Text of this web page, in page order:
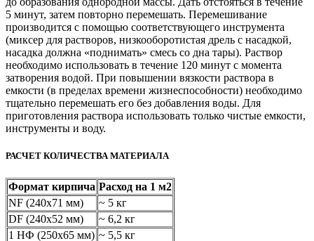
5 минут, затем повторно перемешать. Перемешивание
производится с помощью соответствующего инструмента
(миксер для растворов, низкооборотистая дрель с насадкой,
насадка должна «поднимать» смесь со дна тары). Раствор
необходимо использовать в течение 120 минут с момента
затворения водой. При повышении вязкости раствора в
емкости (в пределах времени жизнеспособности) необходимо
тщательно перемешать его без добавления воды. Для
приготовления раствора использовать только чистые емкости,
инструменты и воду.
РАСЧЕТ КОЛИЧЕСТВА МАТЕРИАЛА
Формат кирпича Расход на 1 м2
NF (240х71 мм)
~ 5 кг
DF (240х52 мм)
~ 6,2 кг
1 НФ (250х65 мм) ~ 5,5 кг